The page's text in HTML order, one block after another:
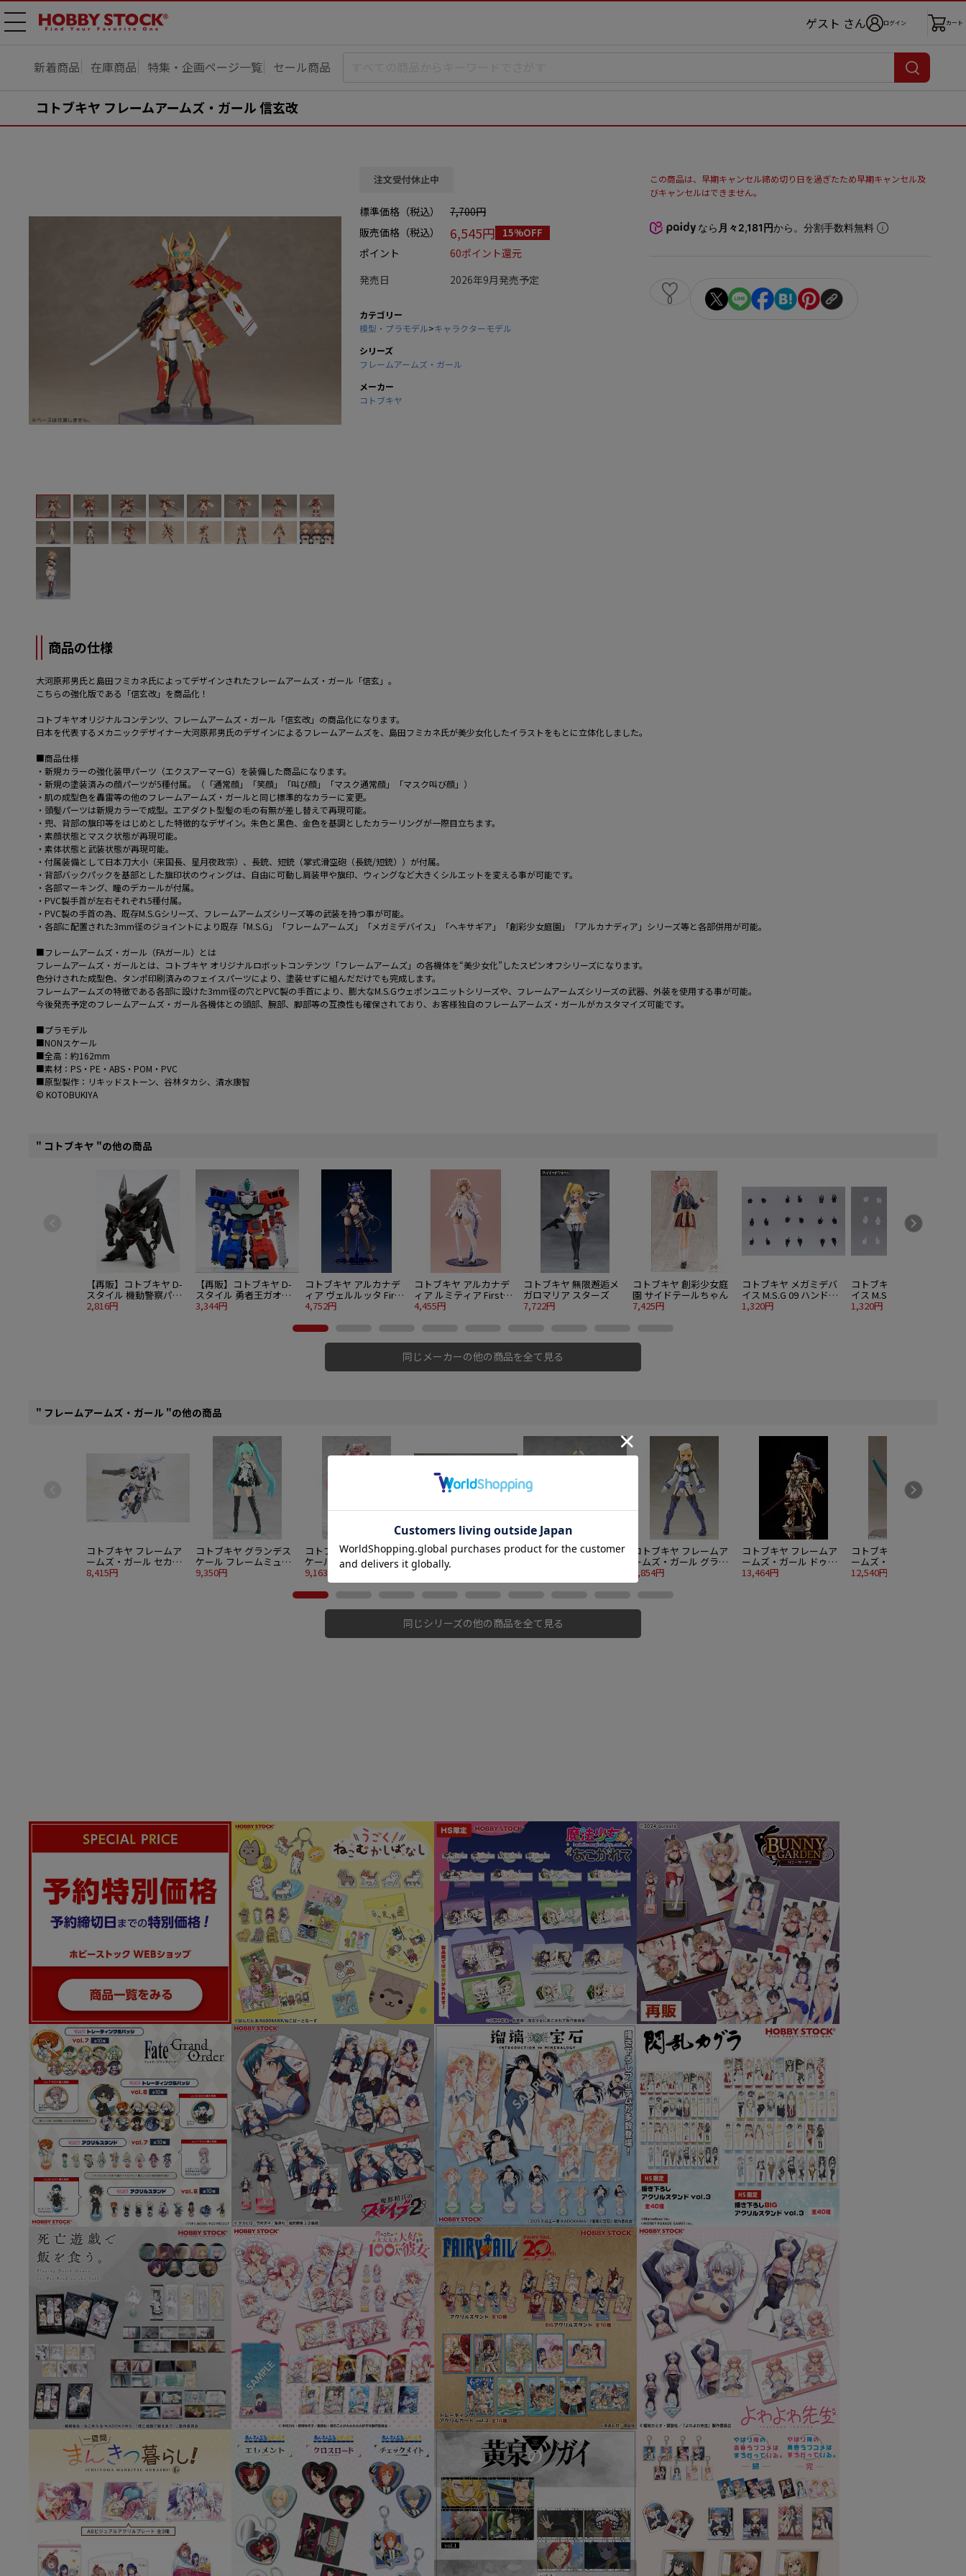
メニ
ゲスト さん ログイン カート
新着商品 在庫商品 特集・企画ページ一覧 セール商品
コトブキヤ フレームアームズ・ガール 信玄改
注文受付休止中
標準価格（税込）
7,700円
販売価格（税込）
6,545円 15%OFF
ポイント
60ポイント還元
発売日
2026年9月発売予定
カテゴリー
模型・プラモデル>キャラクターモデル
シリーズ
フレームアームズ・ガール
メーカー
コトブキヤ
この商品は、早期キャンセル締め切り日を過ぎたため早期キャンセル及
びキャンセルはできません。
なら 月々2,181円から。分割手数料無料
0
商品の仕様
大河原邦男氏と島田フミカネ氏によってデザインされたフレームアームズ・ガール「信玄」。
こちらの強化版である「信玄改」を商品化！
コトブキヤオリジナルコンテンツ、フレームアームズ・ガール「信玄改」の商品化になります。
日本を代表するメカニックデザイナー大河原邦男氏のデザインによるフレームアームズを、島田フミカネ氏が美少女化したイラストをもとに立体化しました。
■商品仕様
・新規カラーの強化装甲パーツ（エクスアーマーG）を装備した商品になります。
・新規の塗装済みの顔パーツが5種付属。（「通常顔」「笑顔」「叫び顔」「マスク通常顔」「マスク叫び顔」）
・肌の成型色を轟雷等の他のフレームアームズ・ガールと同じ標準的なカラーに変更。
・頭髪パーツは新規カラーで成型。エアダクト型髪の毛の有無が差し替えで再現可能。
・兜、背部の旗印等をはじめとした特徴的なデザイン。朱色と黒色、金色を基調としたカラーリングが一際目立ちます。
・素顔状態とマスク状態が再現可能。
・素体状態と武装状態が再現可能。
・付属装備として日本刀大小（来国長、星月夜政宗）、長銃、短銃（掌式滑空砲（長銃/短銃））が付属。
・背部バックパックを基部とした旗印状のウィングは、自由に可動し肩装甲や旗印、ウィングなど大きくシルエットを変える事が可能です。
・各部マーキング、瞳のデカールが付属。
・PVC製手首が左右それぞれ5種付属。
・PVC製の手首の為、既存M.S.Gシリーズ、フレームアームズシリーズ等の武装を持つ事が可能。
・各部に配置された3mm径のジョイントにより既存「M.S.G」「フレームアームズ」「メガミデバイス」「ヘキサギア」「創彩少女庭園」「アルカナディア」シリーズ等と各部併用が可能。
■フレームアームズ・ガール（FAガール）とは
フレームアームズ・ガールとは、コトブキヤ オリジナルロボットコンテンツ「フレームアームズ」の各機体を“美少女化”したスピンオフシリーズになります。
色分けされた成型色、タンポ印刷済みのフェイスパーツにより、塗装せずに組んだだけでも完成します。
フレームアームズの特徴である各部に設けた3mm径の穴とPVC製の手首により、膨大なM.S.Gウェポンユニットシリーズや、フレームアームズシリーズの武器、外装を使用する事が可能。
今後発売予定のフレームアームズ・ガール各機体との頭部、腕部、脚部等の互換性も確保されており、お客様独自のフレームアームズ・ガールがカスタマイズ可能です。
■プラモデル
■NONスケール
■全高：約162mm
■素材：PS・PE・ABS・POM・PVC
■原型製作：リキッドストーン、谷林タカシ、清水康智
© KOTOBUKIYA
" コトブキヤ "の他の商品
【再販】コトブキヤ D-
スタイル 機動警察パト
レイバー TYPE-J9 グリ
2,816円
【再販】コトブキヤ D-
スタイル 勇者王ガオガ
イガー 超竜神
3,344円
コトブキヤ アルカナデ
ィア ヴェルルッタ First
Engage Ver.〈ファース
4,752円
コトブキヤ アルカナデ
ィア ルミティア First
Engage Ver.〈ファース
4,455円
コトブキヤ 無限邂逅メ
ガロマリア スターズ
7,722円
コトブキヤ 創彩少女庭
園 サイドテールちゃん
7,425円
コトブキヤ メガミデバ
イス M.S.G 09 ハンドセ
ット ブラック
1,320円
コトブキヤ メガミデバ
イス M.S.G 09 ハンドセ
ット ホワイト
1,320円
同じメーカーの他の商品を全て見る
" フレームアームズ・ガール "の他の商品
コトブキヤ フレームア
ームズ・ガール セカン
ドジャイヴ
8,415円
コトブキヤ グランデス
ケール フレームミュー
ジック・ガール 初音ミ
9,350円
コトブキヤ グランデス
ケール フレームアーム
ズ・ガール マガツキ [橘
9,163円
コトブキヤ フレームア
ームズ・ガール スティ
レット Swimsuit Low
Visibility Ver.
5,104円
コトブキヤ フレームア コトブキヤ フレームア
ームズ・ガール グライ
フェン バラクーダ
7,854円
コトブキヤ フレームア
ームズ・ガール ドゥル
ガー 〈ゴールドリッタ
13,464円
コトブキヤ フレームア
ームズ・ガール P3 フレ
ズヴェルク Bikini Armor
12,540円
同じシリーズの他の商品を全て見る